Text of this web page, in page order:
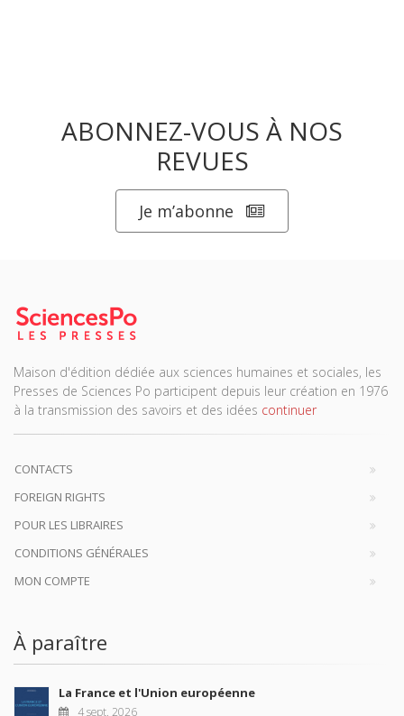
ABONNEZ-VOUS À NOS
REVUES
Je m’abonne
Maison d'édition dédiée aux sciences humaines et sociales, les
Presses de Sciences Po participent depuis leur création en 1976
à la transmission des savoirs et des idées continuer
CONTACTS
FOREIGN RIGHTS
POUR LES LIBRAIRES
CONDITIONS GÉNÉRALES
MON COMPTE
À paraître
La France et l'Union européenne
4 sept. 2026